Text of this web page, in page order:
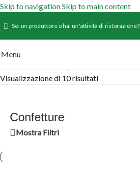
Skip to navigationSkip to main content
Sei un produttore o hai un'attività di ristorazione?
Menu
Visualizzazione di 10 risultati
Confetture
Mostra Filtri